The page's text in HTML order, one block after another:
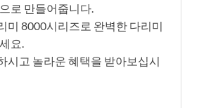
로 만들어줍니다.
미 8000시리즈로 완벽한 다리미
요.
시고 놀라운 혜택을 받아보십시